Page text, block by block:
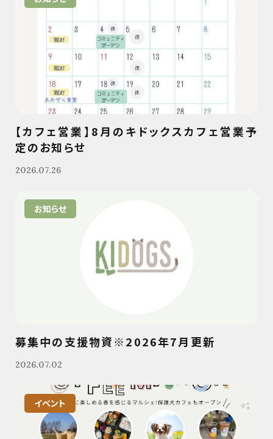
【カフェ営業】8月のキドックスカフェ営業予
定のお知らせ
2026.07.26
お知らせ
募集中の支援物資※2026年7月更新
2026.07.02
イベント